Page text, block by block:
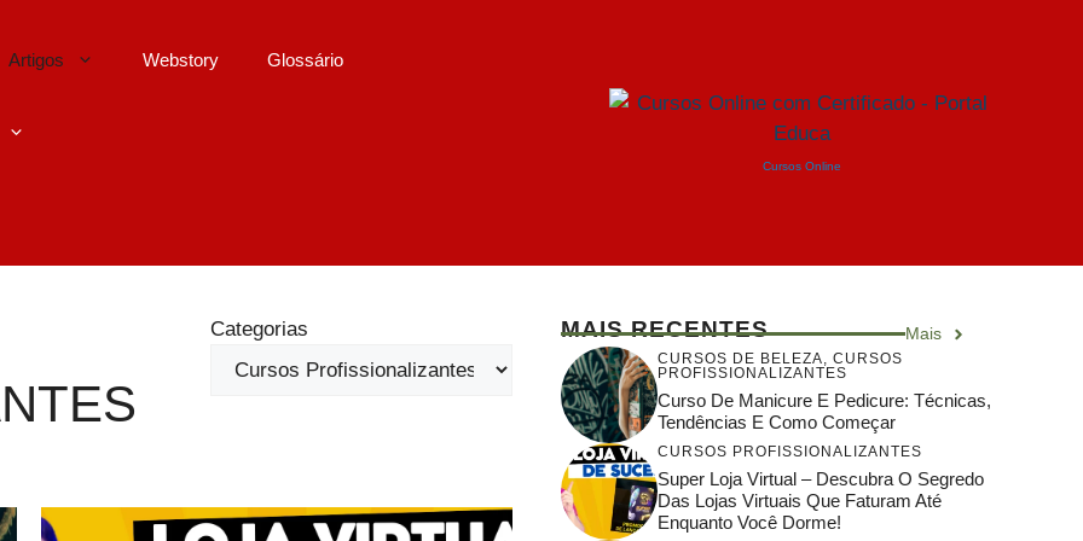
Artigos Webstory Glossário
Cursos Online
Categorias MAIS RECENTES Mais
CURSOS DE BELEZA
CURSOS
PROFISSIONALIZANTES
Curso De Manicure E Pedicure: Técnicas,
Tendências E Como Começar
CURSOS PROFISSIONALIZANTES
Super Loja Virtual – Descubra O Segredo
Das Lojas Virtuais Que Faturam Até
Enquanto Você Dorme!